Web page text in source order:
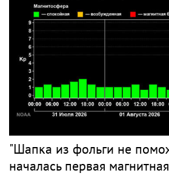
"Шапка из фольги не
началась первая